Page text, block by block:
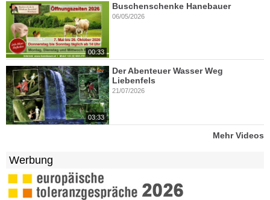
00:33
Buschenschenke Hanebauer
06/05/2026
03:33
Der Abenteuer Wasser Weg
Liebenfels
21/07/2026
Mehr Videos
Werbung